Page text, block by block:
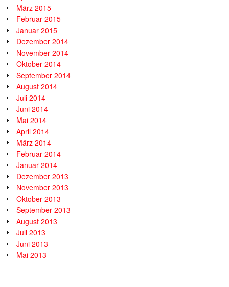
März 2015
Februar 2015
Januar 2015
Dezember 2014
November 2014
Oktober 2014
September 2014
August 2014
Juli 2014
Juni 2014
Mai 2014
April 2014
März 2014
Februar 2014
Januar 2014
Dezember 2013
November 2013
Oktober 2013
September 2013
August 2013
Juli 2013
Juni 2013
Mai 2013